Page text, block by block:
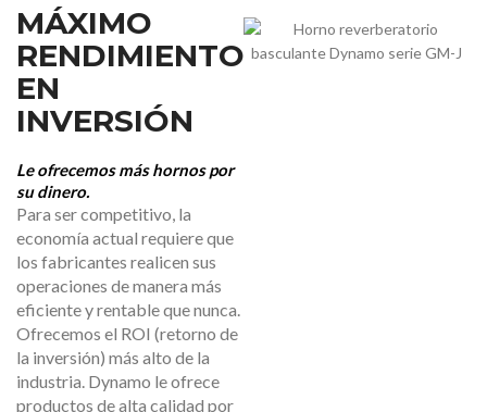
MÁXIMO
RENDIMIENTO
EN
INVERSIÓN
Le ofrecemos más hornos por
su dinero.
Para ser competitivo, la
economía actual requiere que
los fabricantes realicen sus
operaciones de manera más
eficiente y rentable que nunca.
Ofrecemos el ROI (retorno de
la inversión) más alto de la
industria. Dynamo le ofrece
productos de alta calidad por